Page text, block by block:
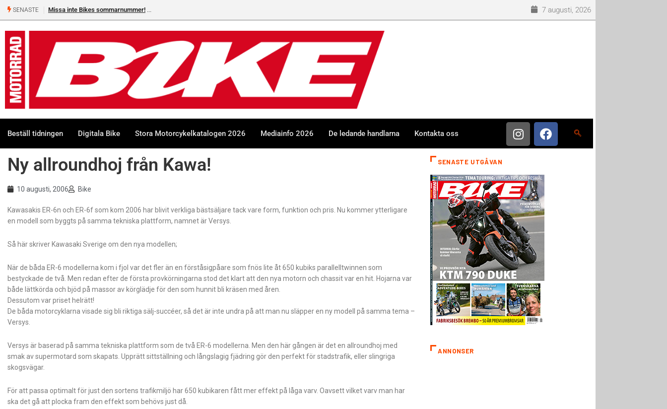
SENASTE Missa inte Bikes sommarnummer! 7 augusti, 2026
Beställ tidningen Digitala Bike Stora Motorcykelkatalogen 2026 Mediainfo 2026 De ledande handlarna Kontakta oss
Ny allroundhoj från Kawa!
10 augusti, 2006 Bike
Kawasakis ER-6n och ER-6f som kom 2006 har blivit verkliga bästsäljare tack vare form, funktion och pris. Nu kommer ytterligare
en modell som byggts på samma tekniska plattform, namnet är Versys.
Så här skriver Kawasaki Sverige om den nya modellen;
När de båda ER-6 modellerna kom i fjol var det fler än en förståsigpåare som fnös lite åt 650 kubiks parallelltwinnen som
bestyckade de två. Men redan efter de första provkörningarna stod det klart att den nya motorn och chassit var en hit. Hojarna var
både lättkörda och bjöd på massor av körglädje för den som hunnit bli kräsen med åren.
Dessutom var priset helrätt!
De båda motorcyklarna visade sig bli riktiga sälj-succéer, så det är inte undra på att man nu släpper en ny modell på samma tema –
Versys.
Versys är baserad på samma tekniska plattform som de två ER-6 modellerna. Men den här gången är det en allroundhoj med
smak av supermotard som skapats. Upprätt sittställning och långslagig fjädring gör den perfekt för stadstrafik, eller slingriga
skogsvägar.
För att passa optimalt för just den sortens trafikmiljö har 650 kubikaren fått mer effekt på låga varv. Oavsett vilket varv man har
ska det gå att plocka fram den effekt som behövs just då.
SENASTE UTGÅVAN
ANNONSER